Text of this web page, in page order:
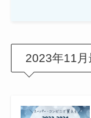
2023年11月